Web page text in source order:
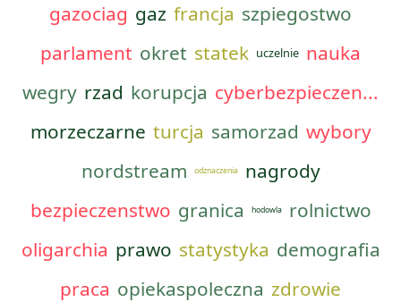
gazociag gaz francja szpiegostwo
parlament okret statek uczelnie nauka
wegry rzad korupcja cyberbezpieczen...
morzeczarne turcja samorzad wybory
nordstream
odznaczenia
nagrody
bezpieczenstwo granica hodowla
rolnictwo
oligarchia prawo statystyka demografia
praca opiekaspoleczna zdrowie